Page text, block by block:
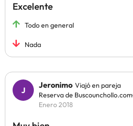
Excelente
Todo en general
Nada
Jeronimo Viajó en pareja
Reserva de Buscounchollo.com
Enero 2018